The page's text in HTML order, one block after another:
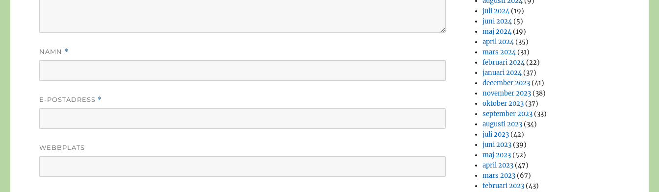
NAMN *
E-POSTADRESS *
WEBBPLATS
juli 2024(19)
juni 2024(5)
maj 2024(19)
april 2024(35)
mars 2024(31)
februari 2024(22)
januari 2024(37)
december 2023 (41)
november 2023 (38)
oktober 2023 (37)
september 2023 (33)
augusti 2023 (34)
juli 2023 (42)
juni 2023 (39)
maj 2023 (52)
april 2023 (47)
mars 2023 (67)
februari 2023 (43)